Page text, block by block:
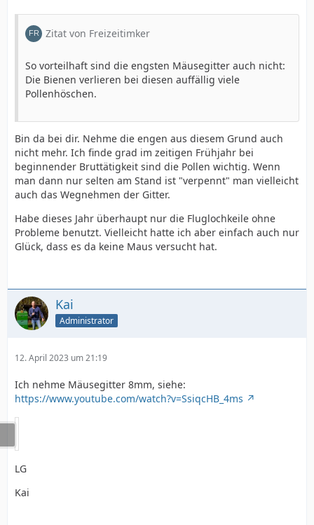
Zitat von Freizeitimker
So vorteilhaft sind die engsten Mäusegitter auch nicht:
Die Bienen verlieren bei diesen auffällig viele
Pollenhöschen.
Bin da bei dir. Nehme die engen aus diesem Grund auch
nicht mehr. Ich finde grad im zeitigen Frühjahr bei
beginnender Bruttätigkeit sind die Pollen wichtig. Wenn
man dann nur selten am Stand ist "verpennt" man vielleicht
auch das Wegnehmen der Gitter.
Habe dieses Jahr überhaupt nur die Fluglochkeile ohne
Probleme benutzt. Vielleicht hatte ich aber einfach auch nur
Glück, dass es da keine Maus versucht hat.
Kai
Administrator
12. April 2023 um 21:19
Ich nehme Mäusegitter 8mm, siehe:
https://www.youtube.com/watch?v=SsiqcHB_4ms
LG
Kai